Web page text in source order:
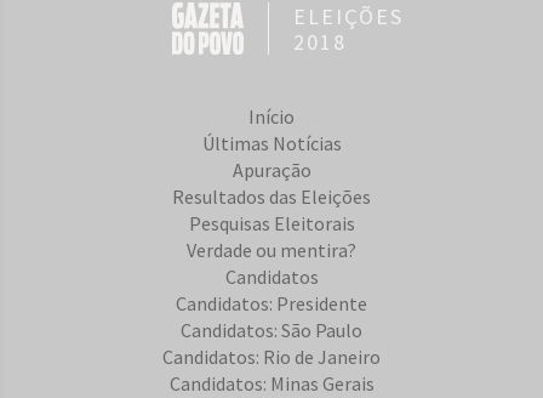
ELEIÇÕES
2018
Início
Últimas Notícias
Apuração
Resultados das Eleições
Pesquisas Eleitorais
Verdade ou mentira?
Candidatos
Candidatos: Presidente
Candidatos: São Paulo
Candidatos: Rio de Janeiro
Candidatos: Minas Gerais